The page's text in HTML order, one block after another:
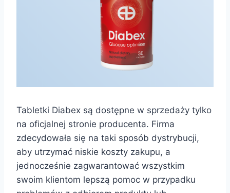
Tabletki Diabex są dostępne w sprzedaży tylko
na oficjalnej stronie producenta. Firma
zdecydowała się na taki sposób dystrybucji,
aby utrzymać niskie koszty zakupu, a
jednocześnie zagwarantować wszystkim
swoim klientom lepszą pomoc w przypadku